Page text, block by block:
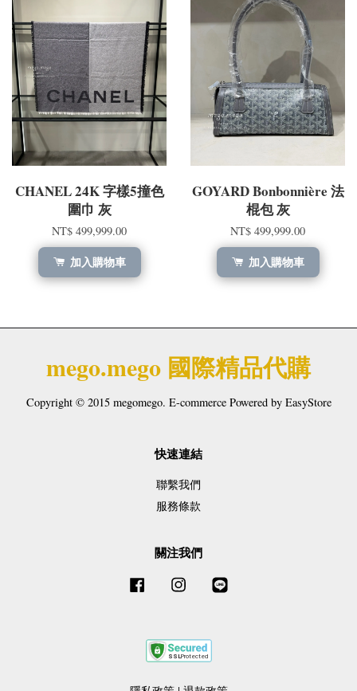
CHANEL 24K 字樣5撞色
圍巾 灰
NT$ 499,999.00
加入購物車
GOYARD Bonbonnière 法
棍包 灰
NT$ 499,999.00
加入購物車
mego.mego 國際精品代購
Copyright © 2015 megomego. E-commerce Powered by EasyStore
快速連結
聯繫我們
服務條款
關注我們
Facebook Instagram